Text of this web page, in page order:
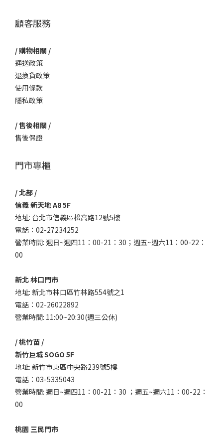
顧客服務
/ 購物相關 /
運送政策
退換貨政策
使用條款
隱私政策
/ 售後相關 /
售後保證
門市專櫃
/ 北部 /
信義 新天地 A8 5F
地址: 台北市信義區松高路12號5樓
電話：02-27234252
營業時間: 週日~週四11：00-21：30；週五~週六11：00-22：
00
新北 林口門市
地址: 新北市林口區竹林路554號之1
電話：02-26022892
營業時間: 11:00~20:30(週三公休)
/ 桃竹苗 /
新竹巨城 SOGO 5F
地址: 新竹市東區中央路239號5樓
電話：03-5335043
營業時間: 週日~週四11：00-21：30 ；週五~週六11：00-22：
00
桃園 三民門市